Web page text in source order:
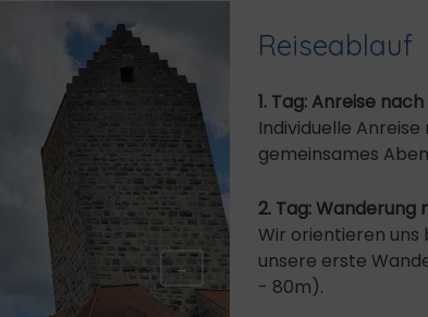
→
Reiseablauf
1. Tag: Anreise
Individuelle
gemeinsames
2. Tag:
Wir orientieren uns
unsere erste
- 80m).